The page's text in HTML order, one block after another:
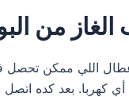
من
اللي ممكن تحصل
كهربا. بعد كده